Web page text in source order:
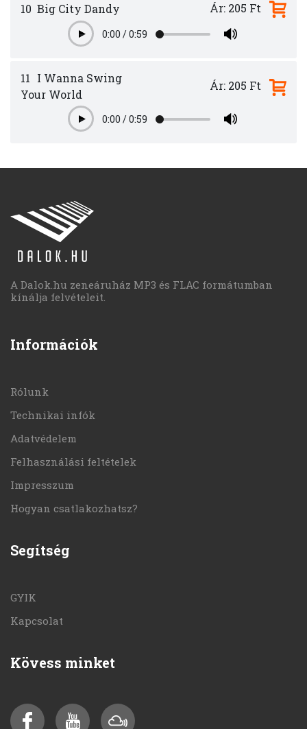
10 Big City Dandy
Play0:00 /0:59
Ár: 205 Ft
11 I Wanna Swing
Your World
Play0:00 /0:59
Ár: 205 Ft
A Dalok.hu zeneáruház MP3 és FLAC formátumban
kínálja felvételeit.
Információk
Rólunk
Technikai infók
Adatvédelem
Felhasználási feltételek
Impresszum
Hogyan csatlakozhatsz?
Segítség
GYIK
Kapcsolat
Kövess minket